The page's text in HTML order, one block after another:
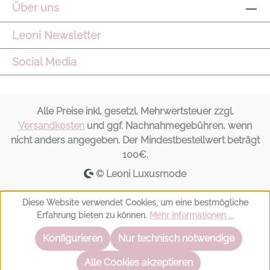
entstehen.
Über uns
Leoni Newsletter
Social Media
Alle Preise inkl. gesetzl. Mehrwertsteuer zzgl.
Versandkosten und ggf. Nachnahmegebühren, wenn
nicht anders angegeben. Der Mindestbestellwert beträgt
100€.
© Leoni Luxusmode
Diese Website verwendet Cookies, um eine bestmögliche
Erfahrung bieten zu können. Mehr Informationen ...
Nur technisch notwendige
Konfigurieren
Alle Cookies akzeptieren